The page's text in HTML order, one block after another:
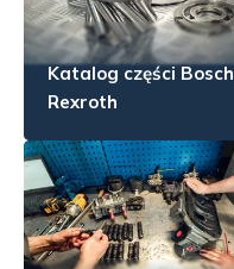
Katalog części Bosch
Rexroth